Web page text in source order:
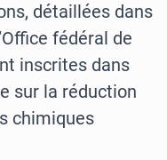
détaillées dans
fédéral de
inscrites dans
sur la réduction
chimiques